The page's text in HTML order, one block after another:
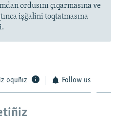
ordusını çıqarmasına ve
işğalini toqtatmasına
oquñız Follow us